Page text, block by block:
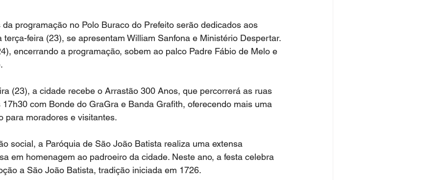
programação no Polo Buraco do Prefeito serão dedicados aos
terça-feira (23), se apresentam William Sanfona e Ministério Despertar.
encerrando a programação, sobem ao palco Padre Fábio de Melo e
(23), a cidade recebe o Arrastão 300 Anos, que percorrerá as ruas
com Bonde do GraGra e Banda Grafith, oferecendo mais uma
para moradores e visitantes.
social, a Paróquia de São João Batista realiza uma extensa
em homenagem ao padroeiro da cidade. Neste ano, a festa celebra
a São João Batista, tradição iniciada em 1726.